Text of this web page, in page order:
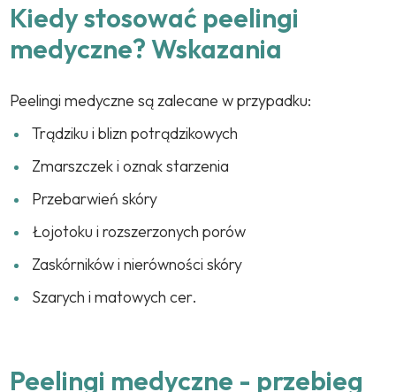
Kiedy stosować peelingi
medyczne? Wskazania
Peelingi medyczne są zalecane w przypadku:
Trądziku i blizn potrądzikowych
Zmarszczek i oznak starzenia
Przebarwień skóry
Łojotoku i rozszerzonych porów
Zaskórników i nierówności skóry
Szarych i matowych cer.
Peelingi medyczne - przebieg